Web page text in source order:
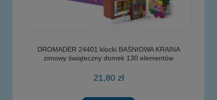
DROMADER 24401 klocki BAŚNIOWA KRAINA
zimowy świąteczny domek 130 elementów
21,80 zł